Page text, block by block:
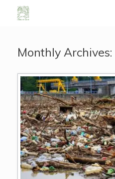
Monthly Archives: